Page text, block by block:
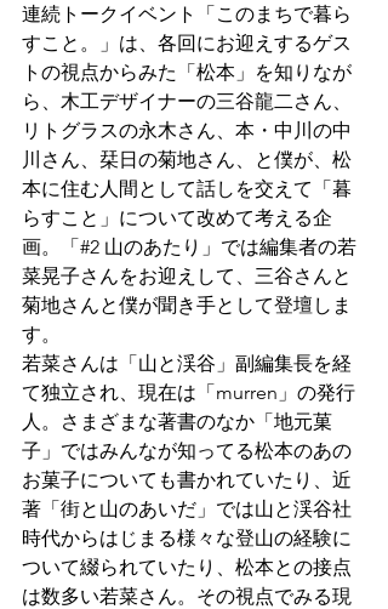
連続トークイベント「このまちで暮ら
すこと。」は、各回にお迎えするゲス
トの視点からみた「松本」を知りなが
ら、木工デザイナーの三谷龍二さん、
リトグラスの永木さん、本・中川の中
川さん、栞日の菊地さん、と僕が、松
本に住む人間として話しを交えて「暮
らすこと」について改めて考える企
画。「#2 山のあたり」では編集者の若
菜晃子さんをお迎えして、三谷さんと
菊地さんと僕が聞き手として登壇しま
す。
若菜さんは「山と渓谷」副編集長を経
て独立され、現在は「murren」の発行
人。さまざまな著書のなか「地元菓
子」ではみんなが知ってる松本のあの
お菓子についても書かれていたり、近
著「街と山のあいだ」では山と渓谷社
時代からはじまる様々な登山の経験に
ついて綴られていたり、松本との接点
は数多い若菜さん。その視点でみる現